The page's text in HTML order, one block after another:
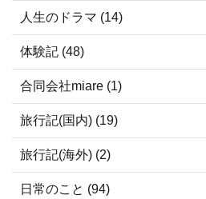
人生のドラマ (14)
体験記 (48)
合同会社miare (1)
旅行記(国内) (19)
旅行記(海外) (2)
日常のこと (94)